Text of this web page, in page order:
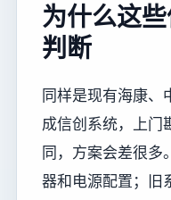
为什么这
判断
同样是现有海康、
成信创系统，上门
同，方案会差很多
器和电源配置；旧